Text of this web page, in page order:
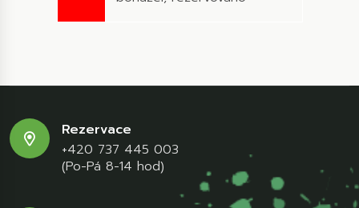
Rezervace
+420 737 445 003
(Po-Pá 8-14 hod)